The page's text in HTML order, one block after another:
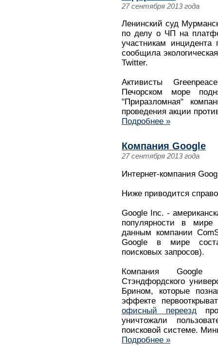
27 сентября 2013 года
Ленинский суд
по делу о ЧП на
участникам
сообщила
Twitter.
Активисты
Печорском море
"Приразломная"
проведения акции
Подробнее »
Компания Google
27 сентября 2013 года
Интернет-компания
Ниже приводится
Google Inc. -
популярности в
данным компании
Google в мире
поисковых запросов).
Компания Google
Стэндфордского
Брином, которые
эффекте
офисный переезд
уничтожали
поисковой системе.
Подробнее »